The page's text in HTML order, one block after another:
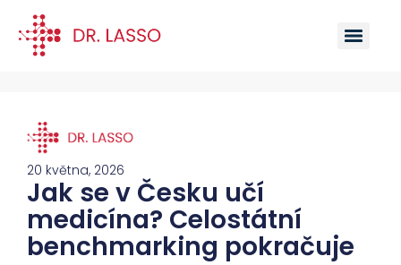
20 května, 2026
Jak se v Česku učí
medicína? Celostátní
benchmarking pokračuje